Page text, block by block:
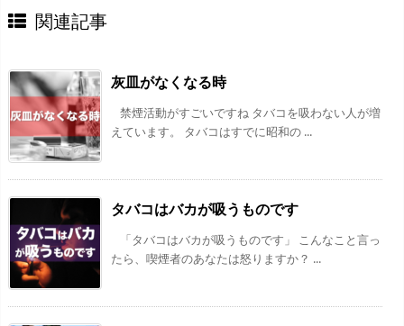
関連記事
灰皿がなくなる時
禁煙活動がすごいですね タバコを吸わない人が増
えています。 タバコはすでに昭和の ...
タバコはバカが吸うものです
「タバコはバカが吸うものです」 こんなこと言っ
たら、喫煙者のあなたは怒りますか？ ...